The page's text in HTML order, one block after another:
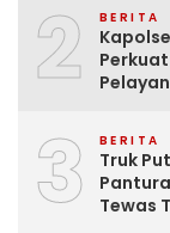
2 BERITA
3 BERITA
Truk
Tewas